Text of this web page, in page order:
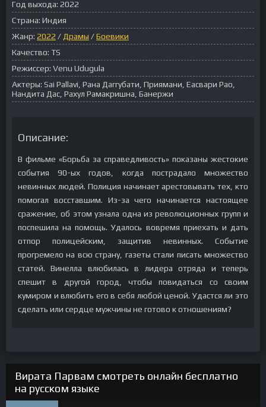
Год выхода: 2022
Страна: Индия
Жанр: 2022 / Драмы /Боевики
Качество: TS
Режиссер: Venu Udugula
Актеры: Sai Pallavi, Рана Даггубати, Приямани, Еасвари Рао,
Нандита Дас, Рахул Рамакришна, Банержи
Описание:
В фильме «Борьба за справедливость» показаны жестокие
события 90-ых годов, когда пострадало множество
невинных людей. Полиция начинает арестовывать тех, кто
помогал восставшим. Из-за чего начинается настоящее
сражение, об этом узнала одна из революционных групп и
поспешила на помощь. Удалось вовремя приехать и дать
отпор полицейским, защитив невинных. Событие
прогремело на всю страну, газеты стали писать множество
статей. Винелла влюбилась в лидера отряда и теперь
спешит в другой город, чтобы повидаться со своим
кумиром и влюбить его в себя любой ценой. Удастся ли это
сделать или сердце мужчины не готово к отношениям?
Вирата Парвам смотреть онлайн бесплатно
на русском языке